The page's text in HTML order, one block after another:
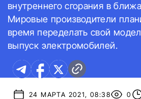
внутреннего сгорания в
Мировые производители
время переделать свой
выпуск электромобилей.
24 МАРТА 2021, 08:38 0